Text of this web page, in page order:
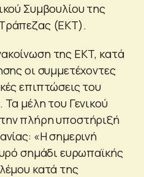
Συμβουλίου της
(ΕΚΤ).
της ΕΚΤ, κατά
οι συμμετέχοντες
επιπτώσεις του
μέλη του Γενικού
πλήρη υποστήριξή
«Η σημερινή
σημάδι ευρωπαϊκής
κατά της